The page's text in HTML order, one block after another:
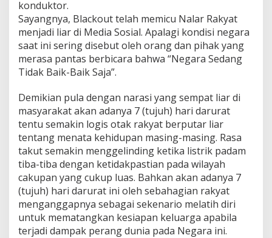
konduktor.
Sayangnya, Blackout telah memicu Nalar Rakyat
menjadi liar di Media Sosial. Apalagi kondisi negara
saat ini sering disebut oleh orang dan pihak yang
merasa pantas berbicara bahwa “Negara Sedang
Tidak Baik-Baik Saja”.
Demikian pula dengan narasi yang sempat liar di
masyarakat akan adanya 7 (tujuh) hari darurat
tentu semakin logis otak rakyat berputar liar
tentang menata kehidupan masing-masing. Rasa
takut semakin menggelinding ketika listrik padam
tiba-tiba dengan ketidakpastian pada wilayah
cakupan yang cukup luas. Bahkan akan adanya 7
(tujuh) hari darurat ini oleh sebahagian rakyat
menganggapnya sebagai sekenario melatih diri
untuk mematangkan kesiapan keluarga apabila
terjadi dampak perang dunia pada Negara ini.